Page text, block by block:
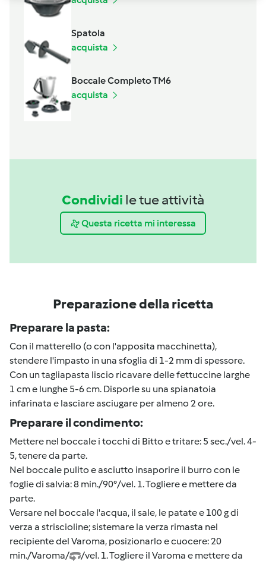
Spatola
acquista
Boccale Completo TM6
acquista
Condividi le tue attività
Questa ricetta mi interessa
Preparazione della ricetta
Preparare la pasta:
Con il matterello (o con l'apposita macchinetta),
stendere l'impasto in una sfoglia di 1-2 mm di spessore.
Con un tagliapasta liscio ricavare delle fettuccine larghe
1 cm e lunghe 5-6 cm. Disporle su una spianatoia
infarinata e lasciare asciugare per almeno 2 ore.
Preparare il condimento:
Mettere nel boccale i tocchi di Bitto e tritare: 5 sec./vel. 4-
5, tenere da parte.
Nel boccale pulito e asciutto insaporire il burro con le
foglie di salvia: 8 min./90°/vel. 1. Togliere e mettere da
parte.
Versare nel boccale l'acqua, il sale, le patate e 100 g di
verza a striscioline; sistemare la verza rimasta nel
recipiente del Varoma, posizionarlo e cuocere: 20
min./Varoma/
/vel. 1. Togliere il Varoma e mettere da